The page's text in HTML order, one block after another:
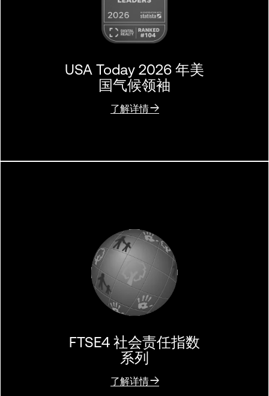
USA Today 2026 年美
国气候领袖
了解详情
FTSE4 社会责任指数
系列
了解详情